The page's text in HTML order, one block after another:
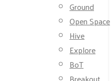
Ground
Open Space
Hive
Explore
BoT